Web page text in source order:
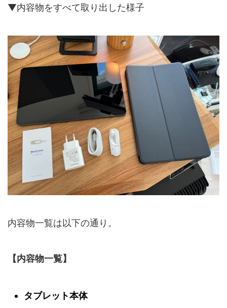
▼内容物をすべて取り出した様子
内容物一覧は以下の通り。
【内容物一覧】
タブレット本体